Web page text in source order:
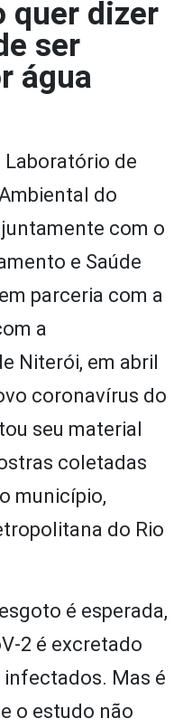
quer dizer
ser
água
Laboratório de
do
com o
e Saúde
parceria com a
a
Niterói, em abril
coronavírus do
seu material
coletadas
município,
do Rio
é esperada,
2 é excretado
Mas é
o estudo não